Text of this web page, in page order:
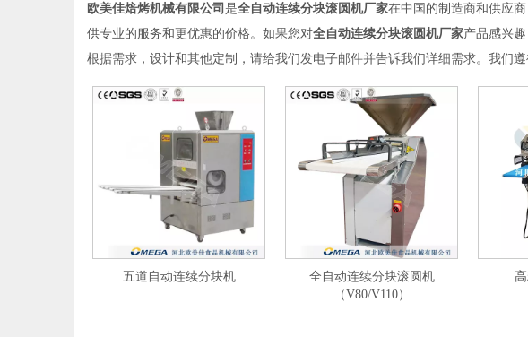
欧美佳焙烤机械有限公司 是全自动连续分块滚圆机厂家在中国的制造商和供应
供专业的服务和更优惠的价格。如果您对全自动连续分块滚圆机厂家产品感兴
根据需求，设计和其他定制，请给我们发电子邮件并告诉我们详细需求。我们
五道自动连续分块机
全自动连续分块滚圆机
（V80/V110）